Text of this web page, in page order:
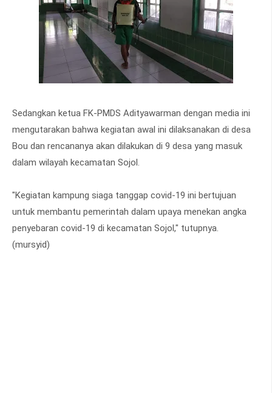
Sedangkan ketua FK-PMDS Adityawarman dengan media ini
mengutarakan bahwa kegiatan awal ini dilaksanakan di desa
Bou dan rencananya akan dilakukan di 9 desa yang masuk
dalam wilayah kecamatan Sojol.
"Kegiatan kampung siaga tanggap covid-19 ini bertujuan
untuk membantu pemerintah dalam upaya menekan angka
penyebaran covid-19 di kecamatan Sojol," tutupnya.
(mursyid)